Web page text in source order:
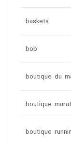
baskets
bob
boutique du
boutique
boutique